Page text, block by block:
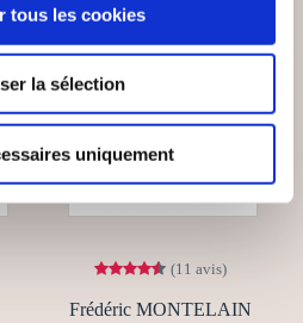
tous les cookies
la sélection
uniquement
(11 avis)
Frédéric MONTELAIN